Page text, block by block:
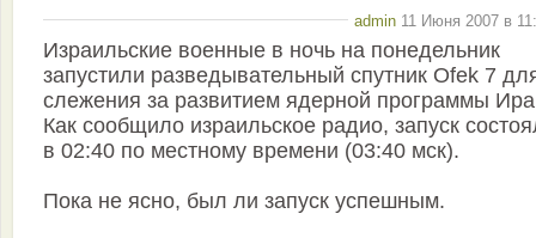
admin 11 Июня 2007 в
Израильские военные в ночь на понедельник
запустили разведывательный спутник Ofek 7
слежения за развитием ядерной программы
Как сообщило израильское радио, запуск
в 02:40 по местному времени (03:40 мск).
Пока не ясно, был ли запуск успешным.